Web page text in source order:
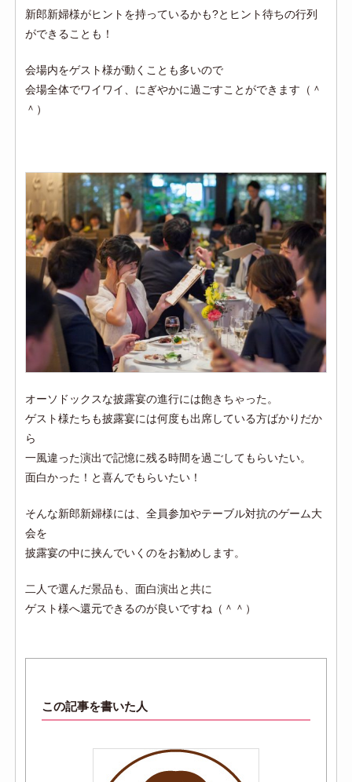
新郎新婦様がヒントを持っているかも?とヒント待ちの行列
ができることも！
会場内をゲスト様が動くことも多いので
会場全体でワイワイ、にぎやかに過ごすことができます（＾
＾）
オーソドックスな披露宴の進行には飽きちゃった。
ゲスト様たちも披露宴には何度も出席している方ばかりだか
ら
一風違った演出で記憶に残る時間を過ごしてもらいたい。
面白かった！と喜んでもらいたい！
そんな新郎新婦様には、全員参加やテーブル対抗のゲーム大
会を
披露宴の中に挟んでいくのをお勧めします。
二人で選んだ景品も、面白演出と共に
ゲスト様へ還元できるのが良いですね（＾＾）
この記事を書いた人